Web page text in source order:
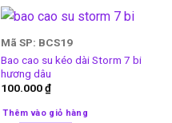
Mã SP: BCS19
Bao cao su kéo dài Storm 7 bi
hương dâu
100.000₫
Thêm vào giỏ hàng